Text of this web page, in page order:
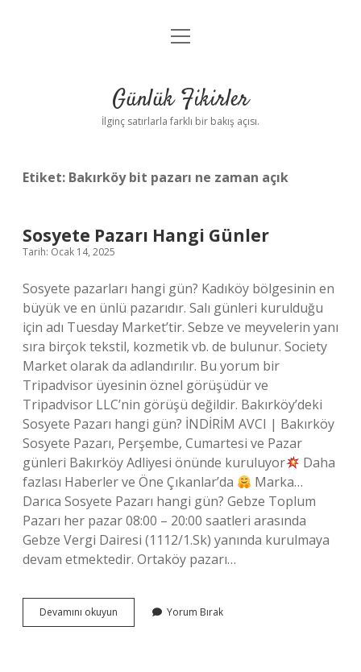
Anasayfa
Yasal Uyarı
menüyü
Günlük Fikirler
İlginç satırlarla farklı bir bakış açısı.
Etiket: Bakırköy bit pazarı ne zaman açık
Sosyete Pazarı Hangi Günler
Tarih: Ocak 14, 2025
Sosyete pazarları hangi gün? Kadıköy bölgesinin en
büyük ve en ünlü pazarıdır. Salı günleri kurulduğu
için adı Tuesday Market’tir. Sebze ve meyvelerin yanı
sıra birçok tekstil, kozmetik vb. de bulunur. Society
Market olarak da adlandırılır. Bu yorum bir
Tripadvisor üyesinin öznel görüşüdür ve
Tripadvisor LLC’nin görüşü değildir. Bakırköy’deki
Sosyete Pazarı hangi gün? İNDİRİM AVCI | Bakırköy
Sosyete Pazarı, Perşembe, Cumartesi ve Pazar
günleri Bakırköy Adliyesi önünde kuruluyor
Daha
fazlası Haberler ve Öne Çıkanlar’da
Marka…
Darıca Sosyete Pazarı hangi gün? Gebze Toplum
Pazarı her pazar 08:00 – 20:00 saatleri arasında
Gebze Vergi Dairesi (1112/1.Sk) yanında kurulmaya
devam etmektedir. Ortaköy pazarı…
Devamını okuyun
Pazarı
Yorum Bırak